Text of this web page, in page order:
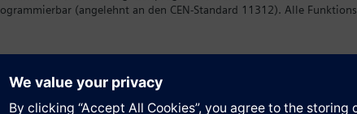
(angelehnt an den CEN-Standard 11312). Alle
Anschluss von I/O-Modulen TXM. Bis zu 4 TXM-Module
und TXM) ist 50.
Energiereserve (Supercap) für die Unterstützung der Echtzeituhr
und Inbetriebnahme mit benutzerfreundlichem Tool ABT Site